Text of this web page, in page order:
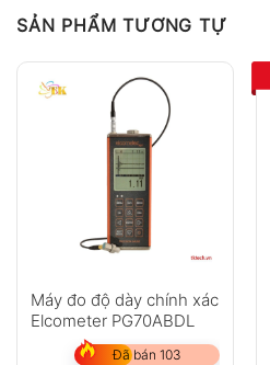
SẢN PHẨM TƯƠNG TỰ
Máy đo độ dày chính xác
Elcometer PG70ABDL
Đã bán 103